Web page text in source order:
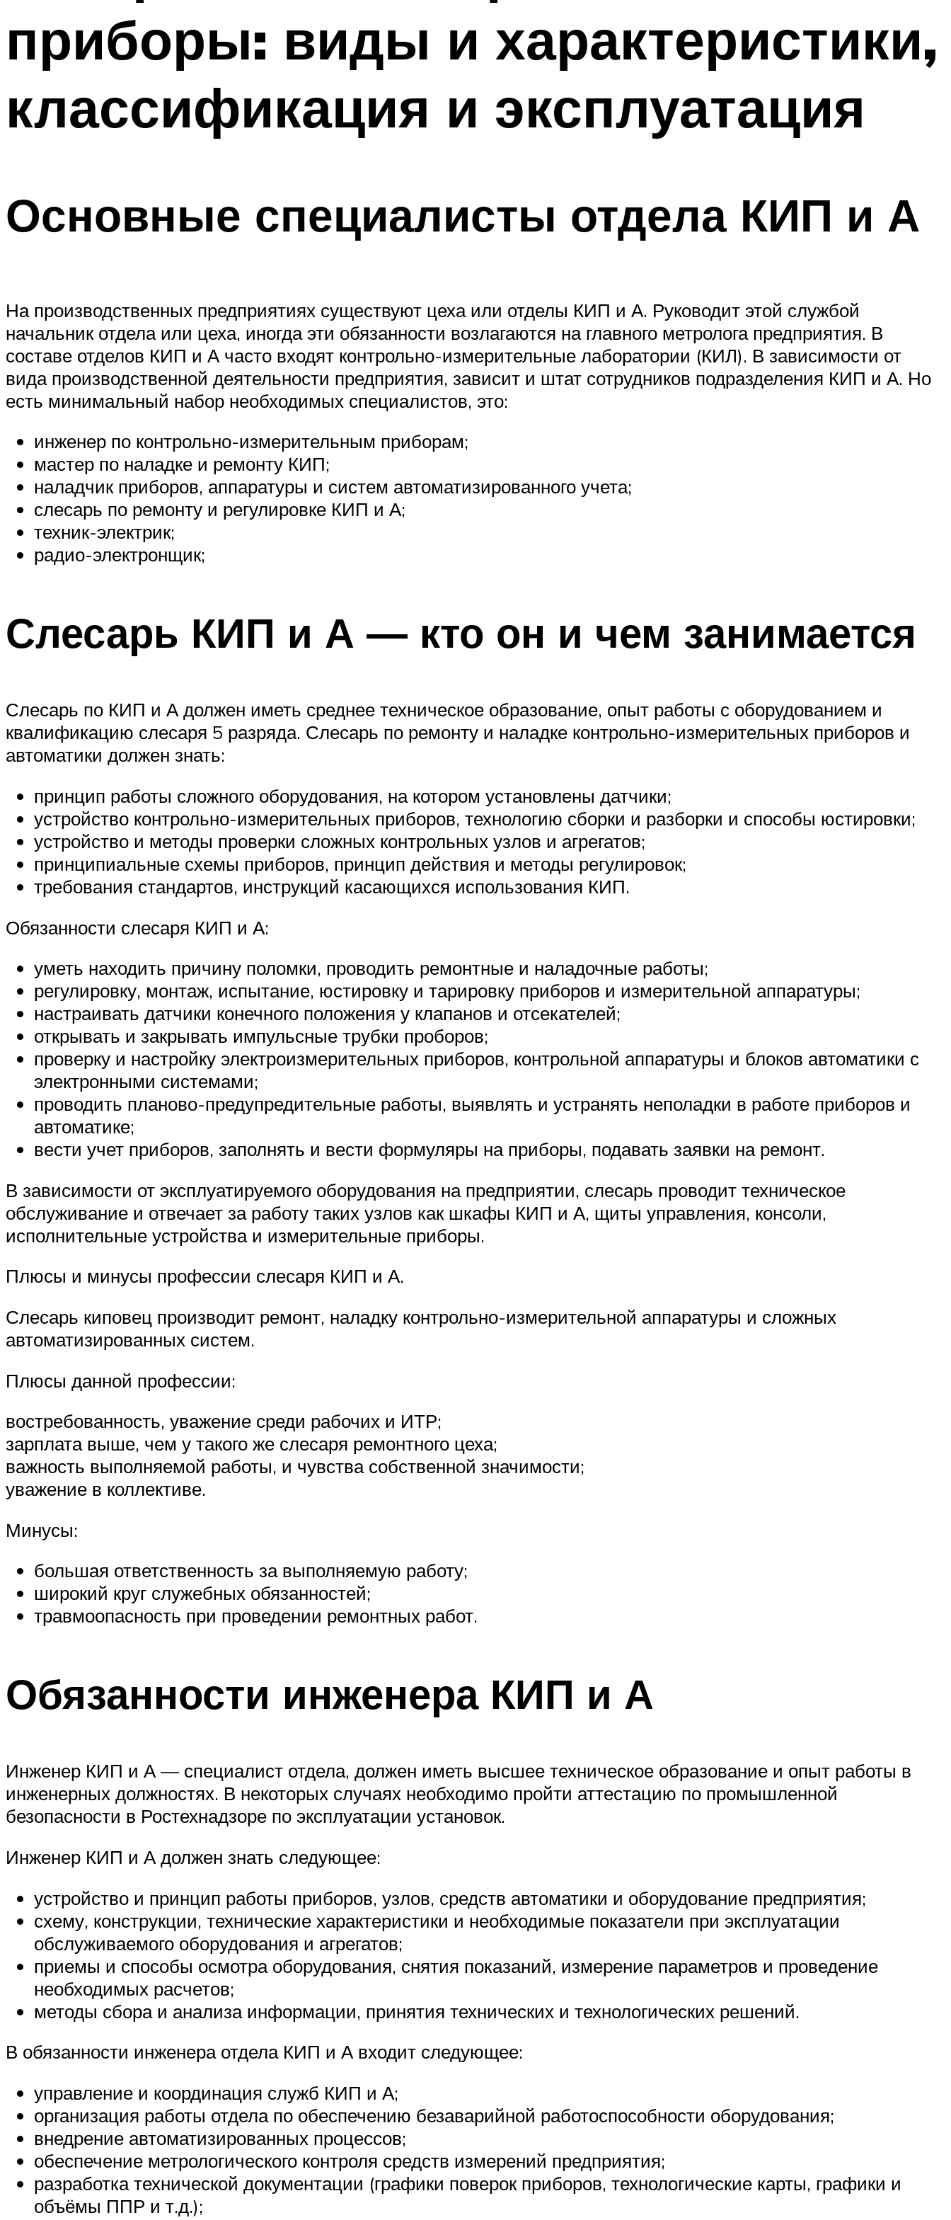
приборы: виды и характеристики,
классификация и эксплуатация
Основные специалисты отдела КИП и А
На производственных предприятиях существуют цеха или отделы КИП и А. Руководит этой службой
начальник отдела или цеха, иногда эти обязанности возлагаются на главного метролога предприятия. В
составе отделов КИП и А часто входят контрольно-измерительные лаборатории (КИЛ). В зависимости от
вида производственной деятельности предприятия, зависит и штат сотрудников подразделения КИП и А. Но
есть минимальный набор необходимых специалистов, это:
инженер по контрольно-измерительным приборам;
мастер по наладке и ремонту КИП;
наладчик приборов, аппаратуры и систем автоматизированного учета;
слесарь по ремонту и регулировке КИП и А;
техник-электрик;
радио-электронщик;
Слесарь КИП и А — кто он и чем занимается
Слесарь по КИП и А должен иметь среднее техническое образование, опыт работы с оборудованием и
квалификацию слесаря 5 разряда. Слесарь по ремонту и наладке контрольно-измерительных приборов и
автоматики должен знать:
принцип работы сложного оборудования, на котором установлены датчики;
устройство контрольно-измерительных приборов, технологию сборки и разборки и способы юстировки;
устройство и методы проверки сложных контрольных узлов и агрегатов;
принципиальные схемы приборов, принцип действия и методы регулировок;
требования стандартов, инструкций касающихся использования КИП.
Обязанности слесаря КИП и А:
уметь находить причину поломки, проводить ремонтные и наладочные работы;
регулировку, монтаж, испытание, юстировку и тарировку приборов и измерительной аппаратуры;
настраивать датчики конечного положения у клапанов и отсекателей;
открывать и закрывать импульсные трубки проборов;
проверку и настройку электроизмерительных приборов, контрольной аппаратуры и блоков автоматики с
электронными системами;
проводить планово-предупредительные работы, выявлять и устранять неполадки в работе приборов и
автоматике;
вести учет приборов, заполнять и вести формуляры на приборы, подавать заявки на ремонт.
В зависимости от эксплуатируемого оборудования на предприятии, слесарь проводит техническое
обслуживание и отвечает за работу таких узлов как шкафы КИП и А, щиты управления, консоли,
исполнительные устройства и измерительные приборы.
Плюсы и минусы профессии слесаря КИП и А.
Слесарь киповец производит ремонт, наладку контрольно-измерительной аппаратуры и сложных
автоматизированных систем.
Плюсы данной профессии:
востребованность, уважение среди рабочих и ИТР;
зарплата выше, чем у такого же слесаря ремонтного цеха;
важность выполняемой работы, и чувства собственной значимости;
уважение в коллективе.
Минусы:
большая ответственность за выполняемую работу;
широкий круг служебных обязанностей;
травмоопасность при проведении ремонтных работ.
Обязанности инженера КИП и А
Инженер КИП и А — специалист отдела, должен иметь высшее техническое образование и опыт работы в
инженерных должностях. В некоторых случаях необходимо пройти аттестацию по промышленной
безопасности в Ростехнадзоре по эксплуатации установок.
Инженер КИП и А должен знать следующее:
устройство и принцип работы приборов, узлов, средств автоматики и оборудование предприятия;
схему, конструкции, технические характеристики и необходимые показатели при эксплуатации
обслуживаемого оборудования и агрегатов;
приемы и способы осмотра оборудования, снятия показаний, измерение параметров и проведение
необходимых расчетов;
методы сбора и анализа информации, принятия технических и технологических решений.
В обязанности инженера отдела КИП и А входит следующее:
управление и координация служб КИП и А;
организация работы отдела по обеспечению безаварийной работоспособности оборудования;
внедрение автоматизированных процессов;
обеспечение метрологического контроля средств измерений предприятия;
разработка технической документации (графики поверок приборов, технологические карты, графики и
объёмы ППР и т.д.);